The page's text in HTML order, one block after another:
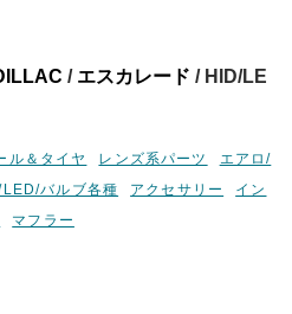
/ エスカレード / HID/LE
ル＆タイヤ レンズ系パーツ
エアロ/
バルブ各種 アクセサリー
イン
マフラー